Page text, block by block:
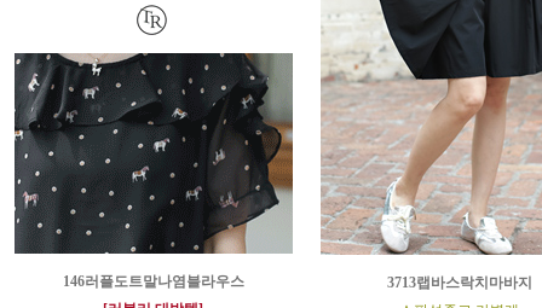
146러플도트말나염블라우스
3713랩바스락치마바지